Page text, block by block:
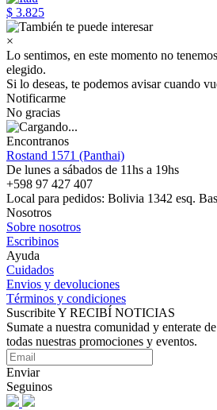
$ 3.825
×
Lo sentimos, en este momento no
elegido.
Si lo deseas, te podemos avisar cuando
Notificarme
No gracias
Encontranos
Rostand 1571 (Panthai)
De lunes a sábados de 11hs a 19hs
+598 97 427 407
Local para pedidos: Bolivia 1342 esq.
Nosotros
Sobre nosotros
Escribinos
Ayuda
Cuidados
Envios y devoluciones
Términos y condiciones
Suscribite Y RECIBÍ NOTICIAS
Sumate a nuestra comunidad y enterate de
todas nuestras promociones y eventos.
Enviar
Seguinos